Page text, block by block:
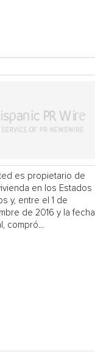
es propietario de
en los Estados
y, entre el 1 de
de 2016 y la fecha
compró...